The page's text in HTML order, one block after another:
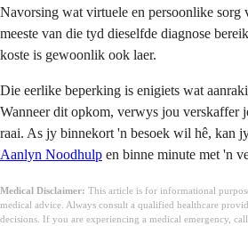
Navorsing wat virtuele en persoonlike
meeste van die tyd dieselfde diagnose
koste is gewoonlik ook laer.
Die eerlike beperking is enigiets wat
Wanneer dit opkom, verwys jou verskaffer
raai. As jy binnekort 'n besoek wil hê, kan
Aanlyn Noodhulp en binne minute met 'n
Medical Disclaimer: This article is for informational
medical advice. Always consult a qualified healthcare
decisions. If you are experiencing a medical emergency,